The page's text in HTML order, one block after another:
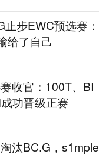
步EWC预选赛：
给了自己
收官：100T、BI
功晋级正赛
汰BC.G，s1mple